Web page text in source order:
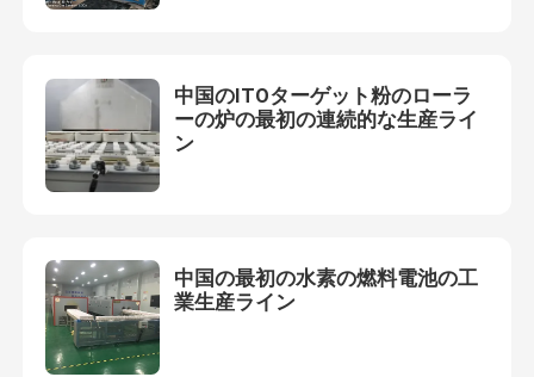
場合
ローラー炉炉
プッシャー炉
中国のITOターゲット粉のローラ
ーの炉の最初の連続的な生産ライ
ン
中国の最初の水素の燃料電池の工
業生産ライン